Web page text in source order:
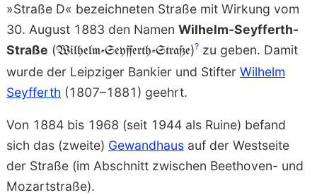
»Straße D« bezeichneten Straße mit Wirkung vom
30. August 1883 den Namen Wilhelm-Seyfferth-
Straße (Wilhelm-Seyfferth-Straße)?zu geben. Damit
wurde der Leipziger Bankier und Stifter Wilhelm
Seyfferth (1807–1881) geehrt.
Von 1884 bis 1968 (seit 1944 als Ruine) befand
sich das (zweite) Gewandhausauf der Westseite
der Straße (im Abschnitt zwischen Beethoven- und
Mozartstraße).